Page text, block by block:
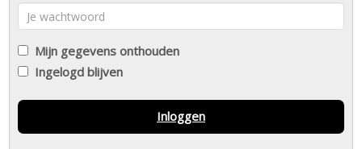
Mijn gegevens onthouden
Ingelogd blijven
Inloggen